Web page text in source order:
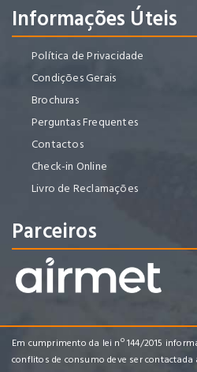
Informações Úteis
Política de Privacidade
Condições Gerais
Brochuras
Perguntas Frequentes
Contactos
Check-in Online
Livro de Reclamações
Parceiros
Em cumprimento da lei nº 144/2015
conflitos de consumo deve ser